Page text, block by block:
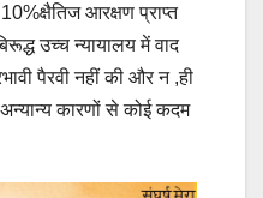
आरक्षण प्राप्त
उच्च न्यायालय में वाद
पैरवी नहीं की और न ,ही
कारणों से कोई कदम